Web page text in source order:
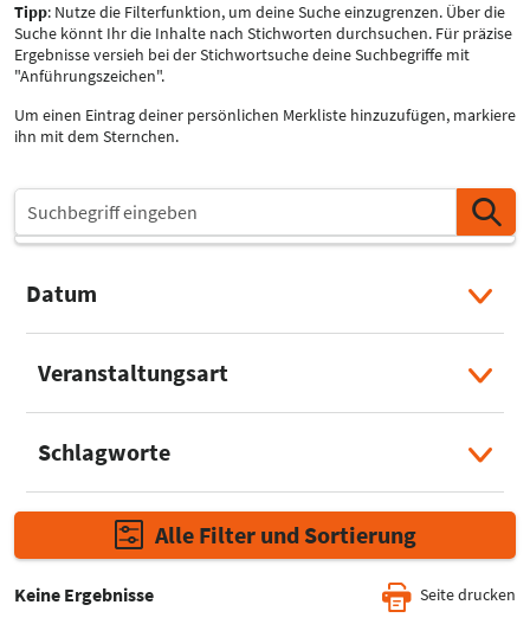
Tipp: Nutze die Filterfunktion, um deine Suche einzugrenzen. Über die
Suche könnt Ihr die Inhalte nach Stichworten durchsuchen. Für präzise
Ergebnisse versieh bei der Stichwortsuche deine Suchbegriffe mit
"Anführungszeichen".
Um einen Eintrag deiner persönlichen Merkliste hinzuzufügen, markiere
ihn mit dem Sternchen.
Datum
Veranstaltungsart
Schlagworte
Alle Filter und Sortierung
Keine Ergebnisse Seite drucken